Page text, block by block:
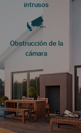
intrusos
Obstrucción de la
cámara